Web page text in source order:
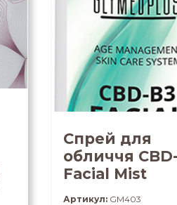
Спрей для
обличчя
Facial Mist
Артикул:GM403